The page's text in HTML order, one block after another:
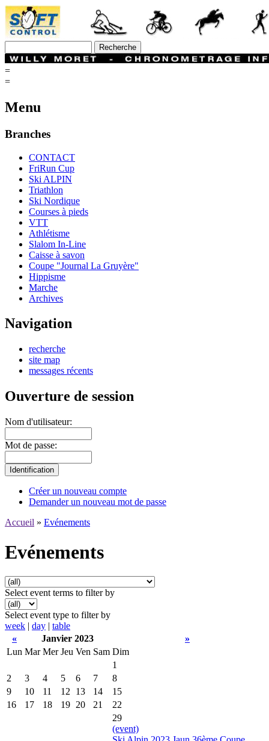
=
=
Menu
Branches
CONTACT
FriRun Cup
Ski ALPIN
Triathlon
Ski Nordique
Courses à pieds
VTT
Athlétisme
Slalom In-Line
Caisse à savon
Coupe "Journal La Gruyère"
Hippisme
Marche
Archives
Navigation
recherche
site map
messages récents
Ouverture de session
Nom d'utilisateur:
Mot de passe:
Créer un nouveau compte
Demander un nouveau mot de passe
Accueil » Evénements
Evénements
Select event terms to filter by
Select event type to filter by
week | day | table
«
Janvier 2023
»
Lun Mar Mer Jeu Ven Sam Dim
1
2
3 4 5 6 7
8
9
10 11 12 13 14
15
16
17 18 19 20 21 22
29
(event)